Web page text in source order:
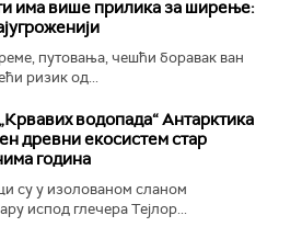
има више прилика за ширење:
путовања, чешћи боравак ван
ризик од...
водопада“ Антарктика
древни екосистем стар
година
су у изолованом сланом
испод глечера Тејлор...